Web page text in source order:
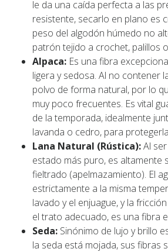
le da una caída perfecta a las
resistente, secarlo en plano es
peso del algodón húmedo no
patrón tejido a crochet, palillos
Alpaca: Es una fibra
ligera y sedosa. Al no contener
polvo de forma natural, por lo
muy poco frecuentes. Es vital
de la temporada, idealmente
lavanda o cedro, para
Lana Natural (Rústica):Al
estado más puro, es altamente
fieltrado (apelmazamiento). El
estrictamente a la misma
lavado y el enjuague, y la
el trato adecuado, es una fibra
Seda: Sinónimo de lujo y brillo
la seda está mojada, sus fibras